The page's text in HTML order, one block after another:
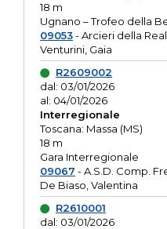
18 m
Ugnano – Trofeo della
09053- Arcieri della
Venturini, Gaia
R2609002
dal: 03/01/2026
al: 04/01/2026
Interregionale
Toscana: Massa (MS)
18 m
Gara Interregionale
09067 - A.S.D. Comp.
De Biaso, Valentina
R2610001
dal: 03/01/2026